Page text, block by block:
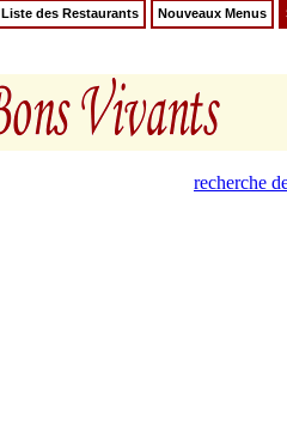
Liste des Restaurants Nouveaux Menus
recherche